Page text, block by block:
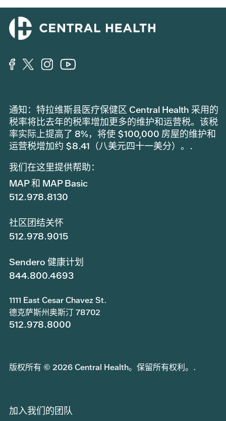
通知：特拉维斯县医疗保健区 Central Health 采用的
税率将比去年的税率增加更多的维护和运营税。该税
率实际上提高了 8%，将使 $100,000 房屋的维护和
运营税增加约 $8.41（八美元四十一美分）。.
我们在这里提供帮助：
MAP 和 MAP Basic
512.978.8130
社区团结关怀
512.978.9015
Sendero 健康计划
844.800.4693
1111 East Cesar Chavez St.
德克萨斯州奥斯汀 78702
512.978.8000
版权所有 © 2026 Central Health。保留所有权利。.
加入我们的团队